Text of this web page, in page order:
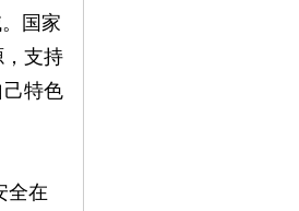
国家
支持
特色
全在